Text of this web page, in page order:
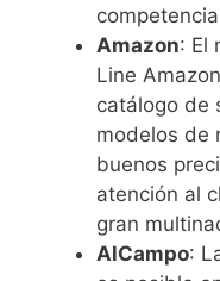
Amazon: El
Line
catálogo de
modelos de
buenos
atención al
gran
AlCampo: